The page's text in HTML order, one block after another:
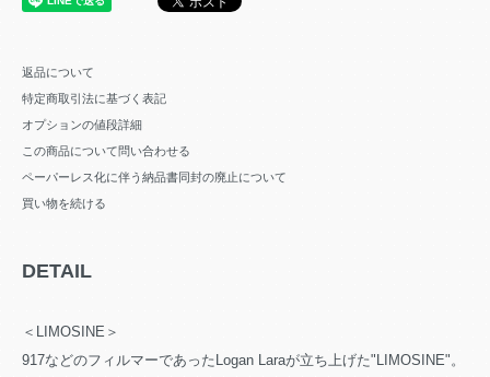
返品について
特定商取引法に基づく表記
オプションの値段詳細
この商品について問い合わせる
ペーパーレス化に伴う納品書同封の廃止について
買い物を続ける
DETAIL
＜LIMOSINE＞
917などのフィルマーであったLogan Laraが立ち上げた"LIMOSINE"。